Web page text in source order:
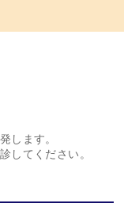
します。
してください。